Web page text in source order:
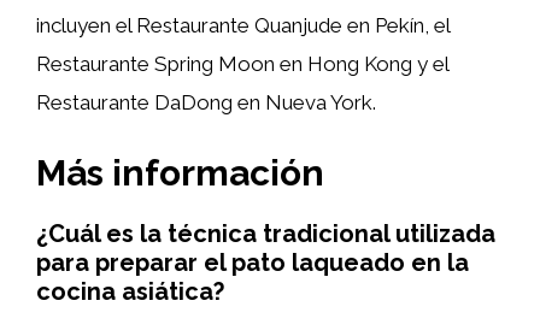
incluyen el Restaurante Quanjude en Pekín, el
Restaurante Spring Moon en Hong Kong y el
Restaurante DaDong en Nueva York.
Más información
¿Cuál es la técnica tradicional utilizada
para preparar el pato laqueado en la
cocina asiática?